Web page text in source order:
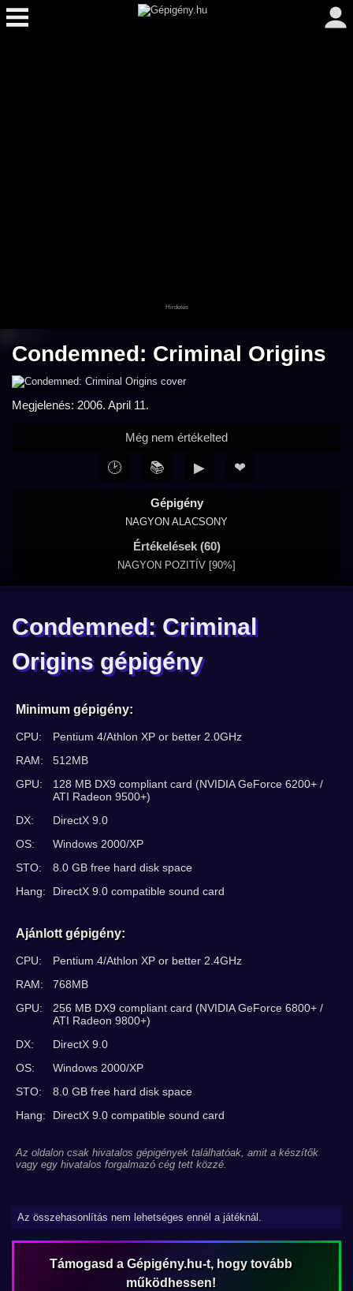
Condemned: Criminal Origins
Megjelenés: 2006. April 11.
Gépigény
NAGYON ALACSONY
Értékelések (60)
NAGYON POZITÍV [90%]
Még nem értékelted
🕑 📚 ▶ ❤
Condemned: Criminal
Origins gépigény
Minimum gépigény:
CPU:
Pentium 4/Athlon XP or better 2.0GHz
RAM:
512MB
GPU:
128 MB DX9 compliant card (NVIDIA GeForce 6200+ /
ATI Radeon 9500+)
DX:
DirectX 9.0
OS:
Windows 2000/XP
STO:
8.0 GB free hard disk space
Hang:
DirectX 9.0 compatible sound card
Ajánlott gépigény:
CPU:
Pentium 4/Athlon XP or better 2.4GHz
RAM:
768MB
GPU:
256 MB DX9 compliant card (NVIDIA GeForce 6800+ /
ATI Radeon 9800+)
DX:
DirectX 9.0
OS:
Windows 2000/XP
STO:
8.0 GB free hard disk space
Hang:
DirectX 9.0 compatible sound card
Az oldalon csak hivatalos gépigények találhatóak, amit a készítők
vagy egy hivatalos forgalmazó cég tett közzé.
Az összehasonlítás nem lehetséges ennél a játéknál.
Támogasd a Gépigény.hu-t, hogy tovább
működhessen!